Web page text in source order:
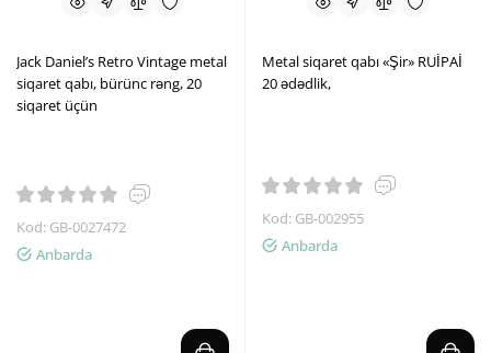
Jack Daniel’s Retro Vintage metal
siqaret qabı, bürünc rəng, 20
siqaret üçün
Kod: GB-0027472
Anbarda
Metal siqaret qabı «Şir» RUİPAİ
20 ədədlik,
Kod: GB-002955
Anbarda